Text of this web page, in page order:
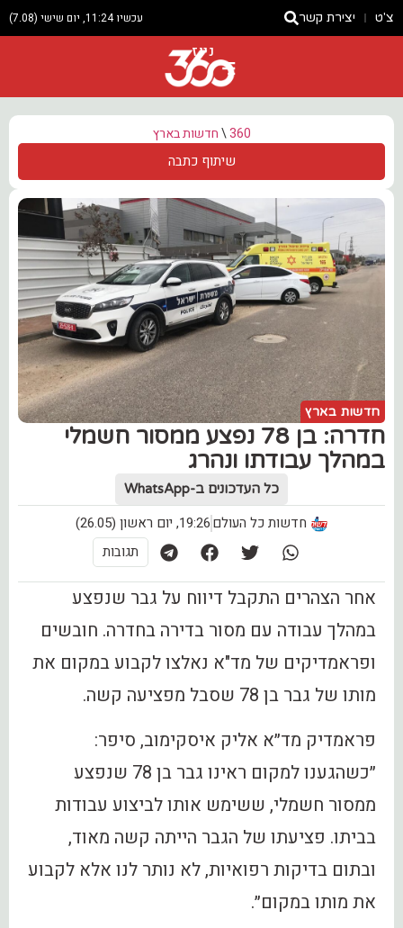
צ'ט יצירת קשר עכשיו 11:24, יום שישי (7.08)
ניוז
360
\חדשות בארץ
שיתוף כתבה
חדשות בארץ
חדרה: בן 78 נפצע ממסור חשמלי
במהלך עבודתו ונהרג
כל העדכונים ב-WhatsApp
חדשות כל העולם19:26, יום ראשון (26.05)
תגובות
אחר הצהרים התקבל דיווח על גבר שנפצע
במהלך עבודה עם מסור בדירה בחדרה. חובשים
ופראמדיקים של מד"א נאלצו לקבוע במקום את
מותו של גבר בן 78 שסבל מפציעה קשה.
פראמדיק מד״א אליק איסקימוב, סיפר:
״כשהגענו למקום ראינו גבר בן 78 שנפצע
ממסור חשמלי, ששימש אותו לביצוע עבודות
בביתו. פציעתו של הגבר הייתה קשה מאוד,
ובתום בדיקות רפואיות, לא נותר לנו אלא לקבוע
את מותו במקום״.